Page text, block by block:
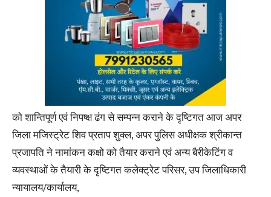
को शान्तिपूर्ण एवं निपष्क्ष ढंग से सम्पन्न कराने के दृष्टिगत आज अपर
जिला मजिस्ट्रेट शिव प्रताप शुक्ल, अपर पुलिस अधीक्षक श्रीकान्त
प्रजापति ने नामांकन कक्षो को तैयार कराने एवं अन्य बैरीकेटिंग व
व्यवस्थाओं के तैयारी के दृष्टिगत कलेक्ट्रेट परिसर, उप जिलाधिकारी
न्यायालय/कार्यालय,